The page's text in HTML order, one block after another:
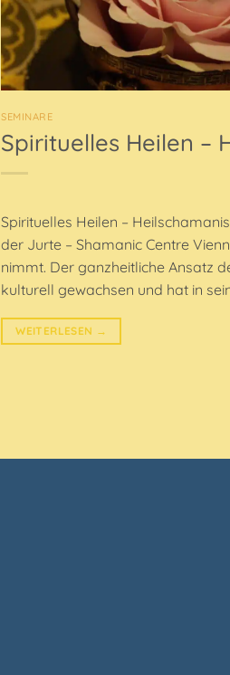
SEMINARE
Spirituelles Heilen –
Spirituelles Heilen –
der Jurte – Shamanic Centre
nimmt. Der ganzheitliche Ansatz
kulturell gewachsen und hat in
WEITERLESEN →